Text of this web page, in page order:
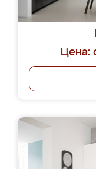
Цена: